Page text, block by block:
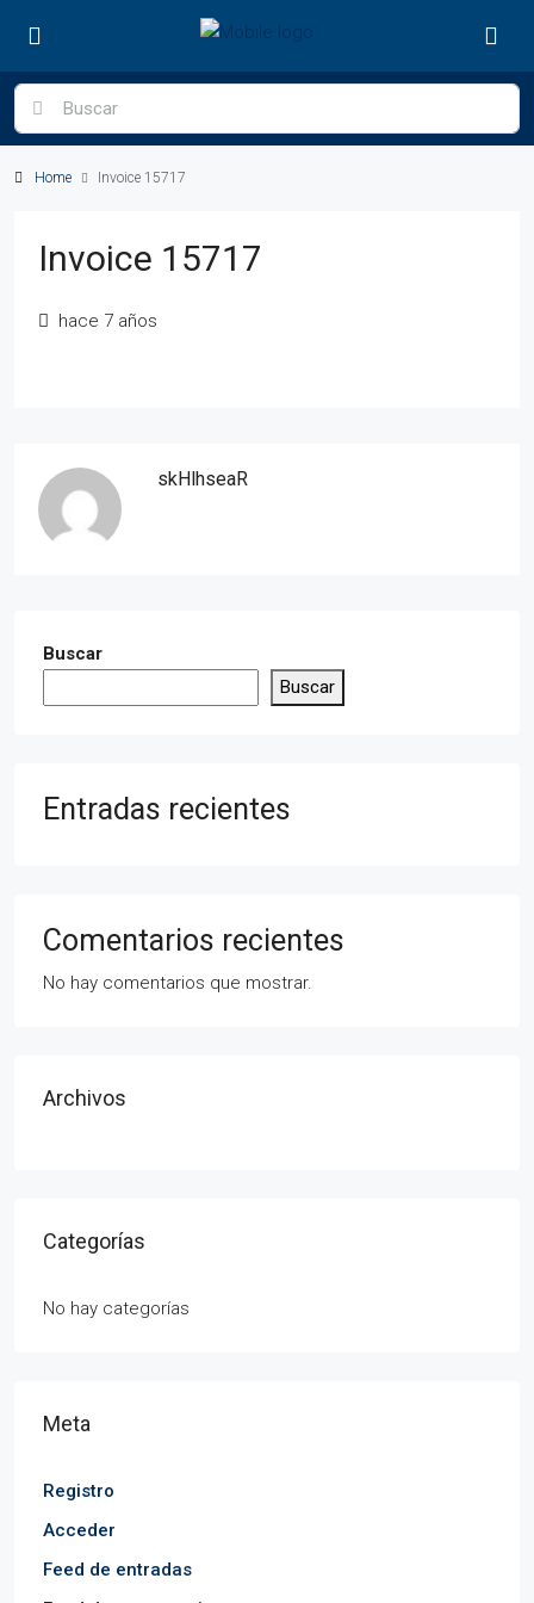
Home Invoice 15717
Invoice 15717
hace 7 años
skHlhseaR
Buscar
Buscar
Entradas recientes
Comentarios recientes
No hay comentarios que mostrar.
Archivos
Categorías
No hay categorías
Meta
Registro
Acceder
Feed de entradas